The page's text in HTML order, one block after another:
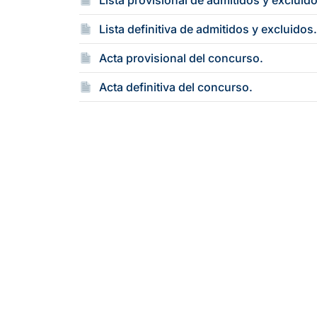
Lista definitiva de admitidos y excluidos.
Acta provisional del concurso.
Acta definitiva del concurso.